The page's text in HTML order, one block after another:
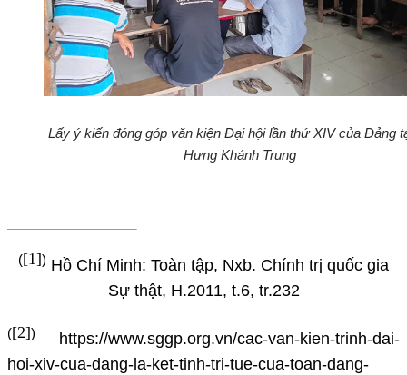
Lấy ý kiến đóng góp văn kiện Đại hội lần thứ XIV của Đảng
Hưng Khánh Trung
([1]) Hồ Chí Minh: Toàn tập, Nxb. Chính trị quốc gia
Sự thật, H.2011, t.6, tr.232
([2])
https://www.sggp.org.vn/cac-van-kien-trinh-dai-
hoi-xiv-cua-dang-la-ket-tinh-tri-tue-cua-toan-dang-